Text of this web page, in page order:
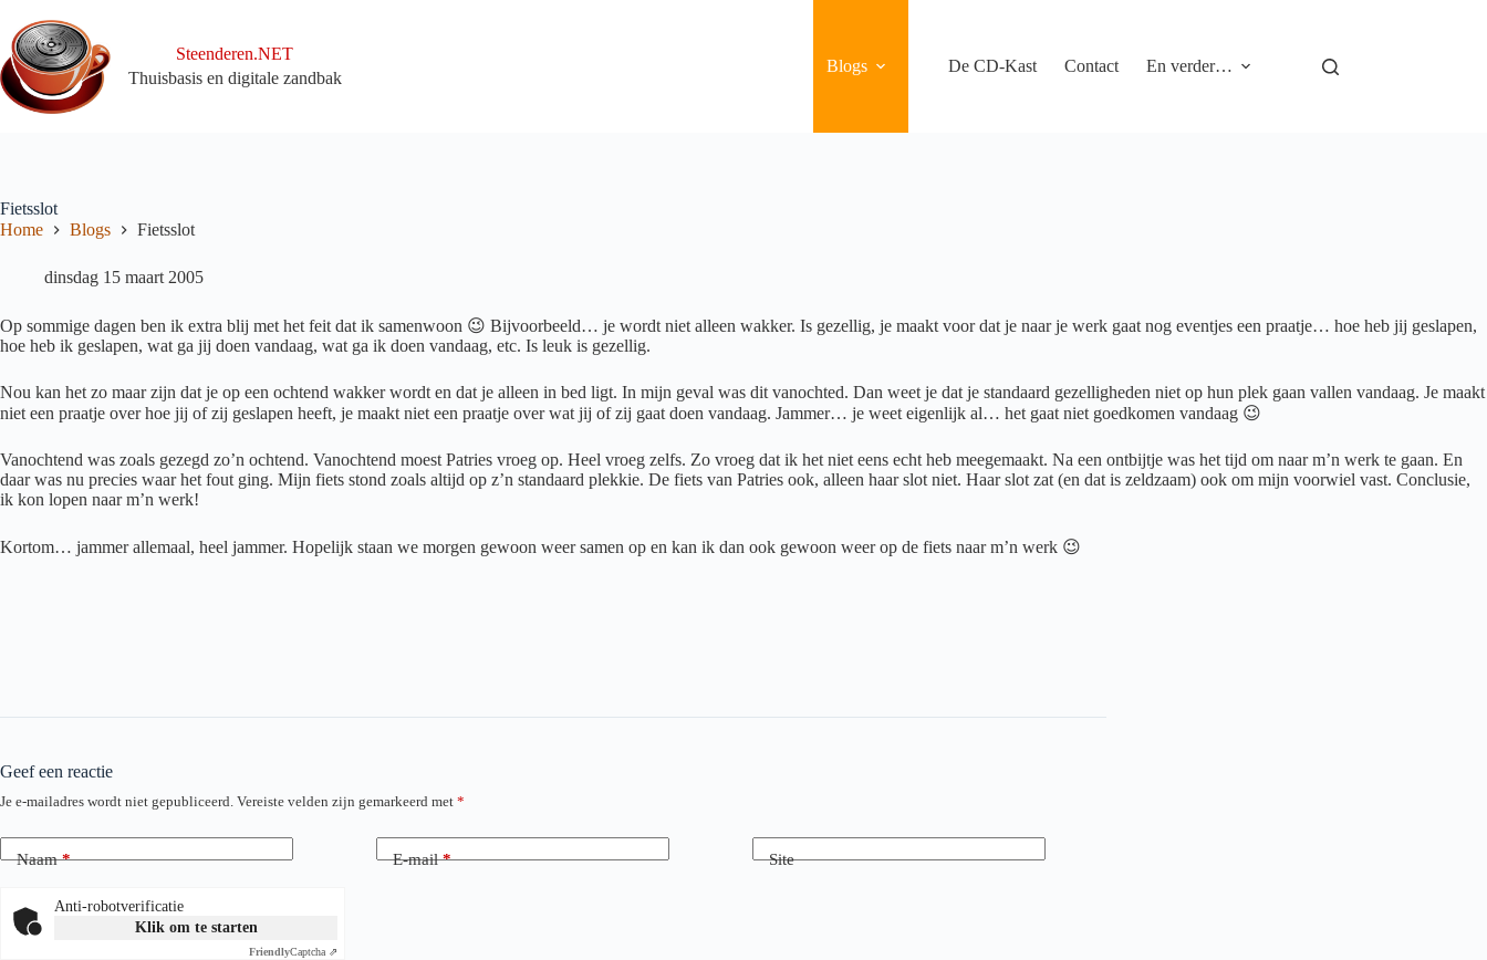
naar
de
inhoud
Steenderen.NET
Thuisbasis en digitale zandbak
Blogs De CD-Kast Contact En verder…
Fietsslot
Home
Blogs Fietsslot
dinsdag 15 maart 2005
Op sommige dagen ben ik extra blij met het feit dat ik samenwoon 😉 Bijvoorbeeld… je wordt niet alleen wakker. Is gezellig, je maakt voor dat je naar je werk gaat nog eventjes een praatje… hoe heb jij geslapen,
hoe heb ik geslapen, wat ga jij doen vandaag, wat ga ik doen vandaag, etc. Is leuk is gezellig.
Nou kan het zo maar zijn dat je op een ochtend wakker wordt en dat je alleen in bed ligt. In mijn geval was dit vanochted. Dan weet je dat je standaard gezelligheden niet op hun plek gaan vallen vandaag. Je maakt
niet een praatje over hoe jij of zij geslapen heeft, je maakt niet een praatje over wat jij of zij gaat doen vandaag. Jammer… je weet eigenlijk al… het gaat niet goedkomen vandaag 😉
Vanochtend was zoals gezegd zo’n ochtend. Vanochtend moest Patries vroeg op. Heel vroeg zelfs. Zo vroeg dat ik het niet eens echt heb meegemaakt. Na een ontbijtje was het tijd om naar m’n werk te gaan. En
daar was nu precies waar het fout ging. Mijn fiets stond zoals altijd op z’n standaard plekkie. De fiets van Patries ook, alleen haar slot niet. Haar slot zat (en dat is zeldzaam) ook om mijn voorwiel vast. Conclusie,
ik kon lopen naar m’n werk!
Kortom… jammer allemaal, heel jammer. Hopelijk staan we morgen gewoon weer samen op en kan ik dan ook gewoon weer op de fiets naar m’n werk 😉
Geef een reactie
Je e-mailadres wordt niet gepubliceerd. Vereiste velden zijn gemarkeerd met *
Naam* E-mail* Site
Anti-robotverificatie
Klik om te starten
FriendlyCaptcha ⇗